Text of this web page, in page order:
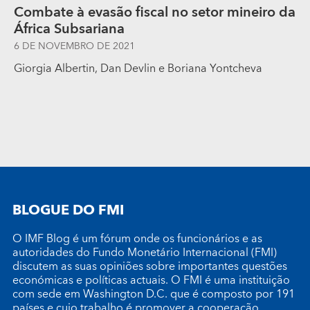
Combate à evasão fiscal no setor mineiro da
África Subsariana
6 DE NOVEMBRO DE 2021
Giorgia Albertin, Dan Devlin e Boriana Yontcheva
BLOGUE DO FMI
O IMF Blog é um fórum onde os funcionários e as
autoridades do Fundo Monetário Internacional (FMI)
discutem as suas opiniões sobre importantes questões
económicas e políticas actuais. O FMI é uma instituição
com sede em Washington D.C. que é composto por 191